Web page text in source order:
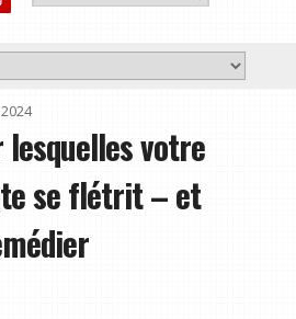
votre
se flétrit – et